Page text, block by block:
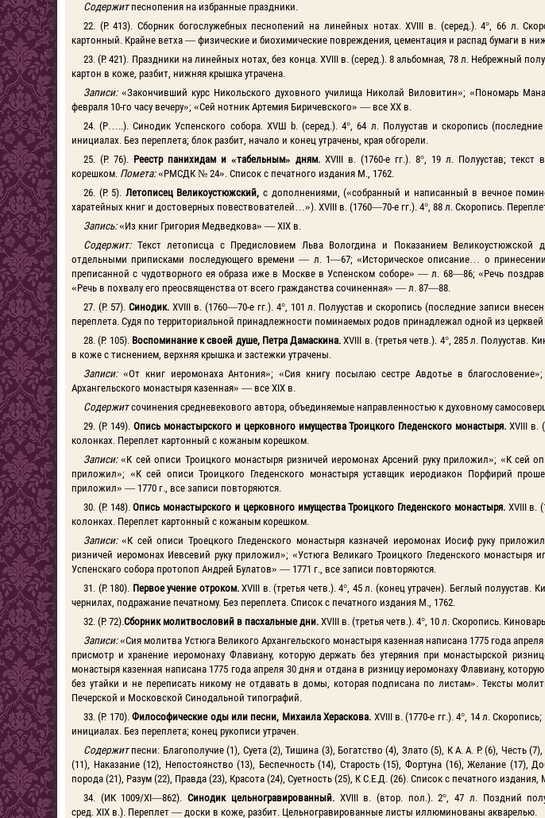
Содержит песнопения на избранные праздники.
22. (Р. 413). Сборник богослужебных песнопений на линейных нотах. XVIII в. (серед.). 4°, 66 л.
картонный. Крайне ветха — физические и биохимические повреждения, цементация и распад бумаги в
23. (Р. 421). Праздники на линейных нотах, без конца. XVIII в. (серед.). 8 альбомная, 78 л. Небрежный
картон в коже, разбит, нижняя крышка утрачена.
Записи:«Закончивший курс Никольского духовного училища Николай Виловитин»; «Пономарь
февраля 10-го часу вечеру»; «Сей нотник Артемия Биричевского» — все XX в.
24. (Р…..). Синодик Успенского собора. XVШ b. (серед.). 4°, 64 л. Полуустав и скоропись
инициалах. Без переплета; блок разбит, начало и конец утрачены, края обгорели.
25. (Р. 76). Реестр панихидам и «табельным» дням. XVIII в. (1760-е гг.). 8°, 19 л. Полуустав;
корешком. Помета:«РМСДК № 24». Список с печатного издания М., 1762.
26. (Р. 5). Летописец Великоустюжский,с дополнениями, («собранный и написанный в вечное
харатейных книг и достоверных повествователей…»). XVIII в. (1760—70-е гг.). 4°, 88 л. Скоропись.
Запись:«Из книг Григория Медведкова» — XIX в.
Содержит: Текст летописца с Предисловием Льва Вологдина и Показанием Великоустюжской
отдельными приписками последующего времени — л. 1—67; «Историческое описание… о
преписанной с чудотворного ея образа иже в Москве в Успенском соборе» — л. 68—86; «Речь
«Речь в похвалу его преосвященства от всего гражданства сочиненная» — л. 87—88.
27. (Р. 57). Синодик. XVIII в. (1760—70-е гг.). 4°, 101 л. Полуустав и скоропись (последние записи
переплета. Судя по территориальной принадлежности поминаемых родов принадлежал одной из церквей
28. (Р. 105). Воспоминание к своей душе, Петра Дамаскина.XVIII в. (третья четв.). 4°, 285 л. Полуустав.
в коже с тиснением, верхняя крышка и застежки утрачены.
Записи: «От книг иеромонаха Антония»; «Сия книгу посылаю сестре Авдотье в
Архангельского монастыря казенная» — все XIX в.
Содержитсочинения средневекового автора, объединяемые направленностью к духовному
29. (Р. 149). Опись монастырского и церковного имущества Троицкого Гледенского монастыря.XVIII в.
колонках. Переплет картонный с кожаным корешком.
Записи:«К сей описи Троицкого монастыря ризничей иеромонах Арсений руку приложил»; «К сей
приложил»; «К сей описи Троицкого Гледенского монастыря уставщик иеродиакон Порфирий
приложил» — 1770 г., все записи повторяются.
30. (Р. 148).Опись монастырского и церковного имущества Троицкого Гледенского монастыря. XVIII в.
колонках. Переплет картонный с кожаным корешком.
Записи:«К сей описи Троецкого Гледенского монастыря казначей иеромонах Иосиф руку
ризничей иеромонах Иевсевий руку приложил»; «Устюга Великаго Троицкого Гледенского монастыря
Успенскаго собора протопоп Андрей Булатов» — 1771 г., все записи повторяются.
31. (Р. 180). Первое учение отроком.XVIII в. (третья четв.). 4°, 45 л. (конец утрачен). Беглый полуустав.
чернилах, подражание печатному. Без переплета. Список с печатного издания М., 1762.
32. (Р. 72).Сборник молитвословий в пасхальные дни. XVIII в. (третья четв.). 4°, 10 л. Скоропись.
Записи:«Сия молитва Устюга Великого Архангельского монастыря казенная написана 1775 года
присмотр и хранение иеромонаху Флавиану, которую держать без утеряния при монастырской
монастыря казенная написана 1775 года апреля 30 дня и отдана в ризницу иеромонаху Флавиану,
без утайки и не переписать никому не отдавать в домы, которая подписана по листам». Тексты
Печерской и Московской Синодальной типографий.
33. (Р. 170).Философические оды или песни, Михаила Хераскова. XVIII в. (1770-е гг.). 4°, 14 л.
инициалах. Без переплета; конец рукописи утрачен.
Содержит песни: Благополучие (1), Суета (2), Тишина (3), Богатство (4), Злато (5), К А. А. Р. (6), Честь
(11), Наказание (12), Непостоянство (13), Беспечность (14), Старость (15), Фортуна (16), Желание (17),
порода (21), Разум (22), Правда (23), Красота (24), Суетность (25), К С.Е.Д. (26). Список с печатного издания,
34. (ИК 1009/XI—862).Синодик цельногравированный.XVIII в. (втор. пол.). 2°, 47 л. Поздний
сред. XIX в.). Переплет — доски в коже, разбит. Цельногравированные листы иллюминованы акварелью.